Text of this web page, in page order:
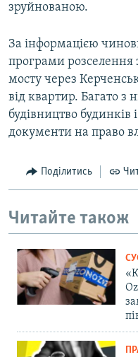
зруйнованою.
За інформацією
програми розселення
мосту через
від квартир. Багато з
будівництво
документи на право
Поділитись
Читайте також